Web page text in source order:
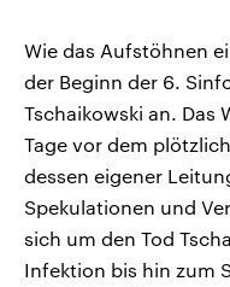
Wie das Aufstöhnen
der Beginn der 6.
Tschaikowski an. Das
Tage vor dem
dessen eigener
Spekulationen und
sich um den Tod
Infektion bis hin zum